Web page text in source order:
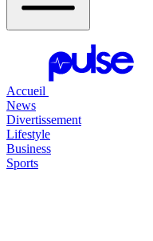
Accueil
News
Divertissement
Lifestyle
Business
Sports